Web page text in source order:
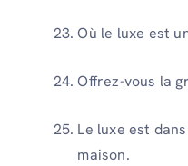
Où le luxe est
Offrez-vous la
Le luxe est
maison.